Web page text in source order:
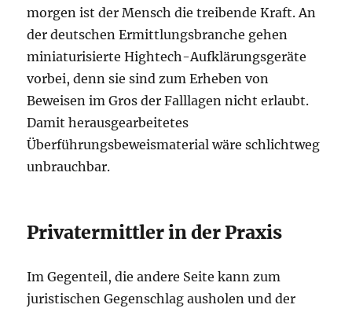
morgen ist der Mensch die treibende Kraft. An
der deutschen Ermittlungsbranche gehen
miniaturisierte Hightech-Aufklärungsgeräte
vorbei, denn sie sind zum Erheben von
Beweisen im Gros der Falllagen nicht erlaubt.
Damit herausgearbeitetes
Überführungsbeweismaterial wäre schlichtweg
unbrauchbar.
Privatermittler in der Praxis
Im Gegenteil, die andere Seite kann zum
juristischen Gegenschlag ausholen und der